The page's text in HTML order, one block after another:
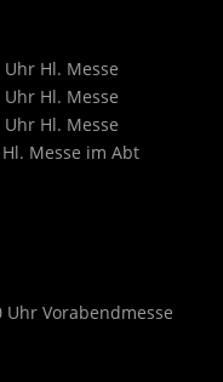
Hl. Messe
Hl. Messe
Hl. Messe
Messe im Abt
Uhr Vorabendmesse